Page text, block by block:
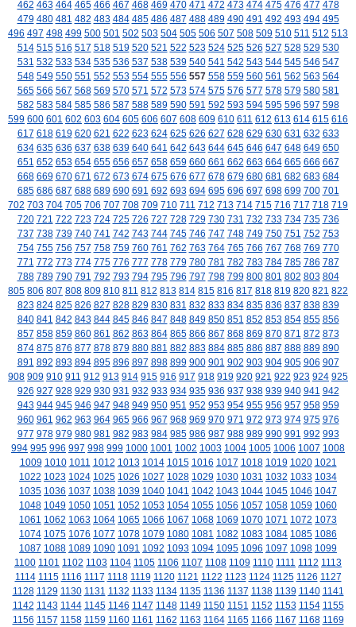
462 463 464 465 466 467 468 469 470 471 472 473 474 475 476 477 478
479 480 481 482 483 484 485 486 487 488 489 490 491 492 493 494 495
496 497 498 499 500 501 502 503 504 505 506 507 508 509 510 511 512 513
514 515 516 517 518 519 520 521 522 523 524 525 526 527 528 529 530
531 532 533 534 535 536 537 538 539 540 541 542 543 544 545 546 547
548 549 550 551 552 553 554 555 556 557 558 559 560 561 562 563 564
565 566 567 568 569 570 571 572 573 574 575 576 577 578 579 580 581
582 583 584 585 586 587 588 589 590 591 592 593 594 595 596 597 598
599 600 601 602 603 604 605 606 607 608 609 610 611 612 613 614 615 616
617 618 619 620 621 622 623 624 625 626 627 628 629 630 631 632 633
634 635 636 637 638 639 640 641 642 643 644 645 646 647 648 649 650
651 652 653 654 655 656 657 658 659 660 661 662 663 664 665 666 667
668 669 670 671 672 673 674 675 676 677 678 679 680 681 682 683 684
685 686 687 688 689 690 691 692 693 694 695 696 697 698 699 700 701
702 703 704 705 706 707 708 709 710 711 712 713 714 715 716 717 718 719
720 721 722 723 724 725 726 727 728 729 730 731 732 733 734 735 736
737 738 739 740 741 742 743 744 745 746 747 748 749 750 751 752 753
754 755 756 757 758 759 760 761 762 763 764 765 766 767 768 769 770
771 772 773 774 775 776 777 778 779 780 781 782 783 784 785 786 787
788 789 790 791 792 793 794 795 796 797 798 799 800 801 802 803 804
805 806 807 808 809 810 811 812 813 814 815 816 817 818 819 820 821 822
823 824 825 826 827 828 829 830 831 832 833 834 835 836 837 838 839
840 841 842 843 844 845 846 847 848 849 850 851 852 853 854 855 856
857 858 859 860 861 862 863 864 865 866 867 868 869 870 871 872 873
874 875 876 877 878 879 880 881 882 883 884 885 886 887 888 889 890
891 892 893 894 895 896 897 898 899 900 901 902 903 904 905 906 907
908 909 910 911 912 913 914 915 916 917 918 919 920 921 922 923 924 925
926 927 928 929 930 931 932 933 934 935 936 937 938 939 940 941 942
943 944 945 946 947 948 949 950 951 952 953 954 955 956 957 958 959
960 961 962 963 964 965 966 967 968 969 970 971 972 973 974 975 976
977 978 979 980 981 982 983 984 985 986 987 988 989 990 991 992 993
994 995 996 997 998 999 1000 1001 1002 1003 1004 1005 1006 1007 1008
1009 1010 1011 1012 1013 1014 1015 1016 1017 1018 1019 1020 1021
1022 1023 1024 1025 1026 1027 1028 1029 1030 1031 1032 1033 1034
1035 1036 1037 1038 1039 1040 1041 1042 1043 1044 1045 1046 1047
1048 1049 1050 1051 1052 1053 1054 1055 1056 1057 1058 1059 1060
1061 1062 1063 1064 1065 1066 1067 1068 1069 1070 1071 1072 1073
1074 1075 1076 1077 1078 1079 1080 1081 1082 1083 1084 1085 1086
1087 1088 1089 1090 1091 1092 1093 1094 1095 1096 1097 1098 1099
1100 1101 1102 1103 1104 1105 1106 1107 1108 1109 1110 1111 1112 1113
1114 1115 1116 1117 1118 1119 1120 1121 1122 1123 1124 1125 1126 1127
1128 1129 1130 1131 1132 1133 1134 1135 1136 1137 1138 1139 1140 1141
1142 1143 1144 1145 1146 1147 1148 1149 1150 1151 1152 1153 1154 1155
1156 1157 1158 1159 1160 1161 1162 1163 1164 1165 1166 1167 1168 1169